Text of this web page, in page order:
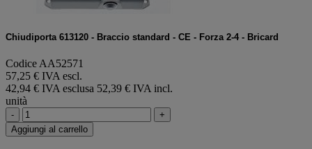
Chiudiporta 613120 - Braccio standard - CE - Forza 2-4 - Bricard
Codice AA52571
57,25 € IVA escl.
42,94 € IVA esclusa 52,39 € IVA incl.
unità
-
+
Aggiungi al carrello